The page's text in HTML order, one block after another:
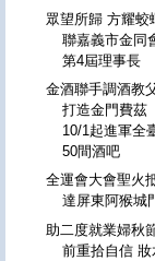
眾望所歸 方耀蛟
聯嘉義市金同
第4屆理事長
金酒聯手調酒教
打造⾦門費茲
10/1起進軍全
50間酒吧
全運會大會聖火
達屏東阿猴城
助二度就業婦秋
前重拾自信 妝